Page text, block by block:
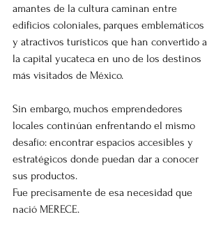
amantes de la cultura caminan entre
edificios coloniales, parques emblemáticos
y atractivos turísticos que han convertido a
la capital yucateca en uno de los destinos
más visitados de México.
Sin embargo, muchos emprendedores
locales continúan enfrentando el mismo
desafío: encontrar espacios accesibles y
estratégicos donde puedan dar a conocer
sus productos.
Fue precisamente de esa necesidad que
nació MERECE.